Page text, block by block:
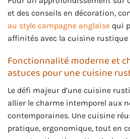
et des conseils en décoration,
au style campagne anglaise qui
affinités avec la cuisine rustique
Fonctionnalité moderne et
astuces pour une cuisine
Le défi majeur d’une cuisine
allier le charme intemporel aux
contemporaines. Une cuisine
pratique, ergonomique, tout en